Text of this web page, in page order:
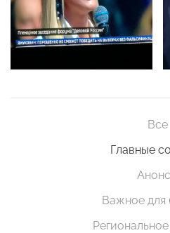
Все
Главные
Важное для